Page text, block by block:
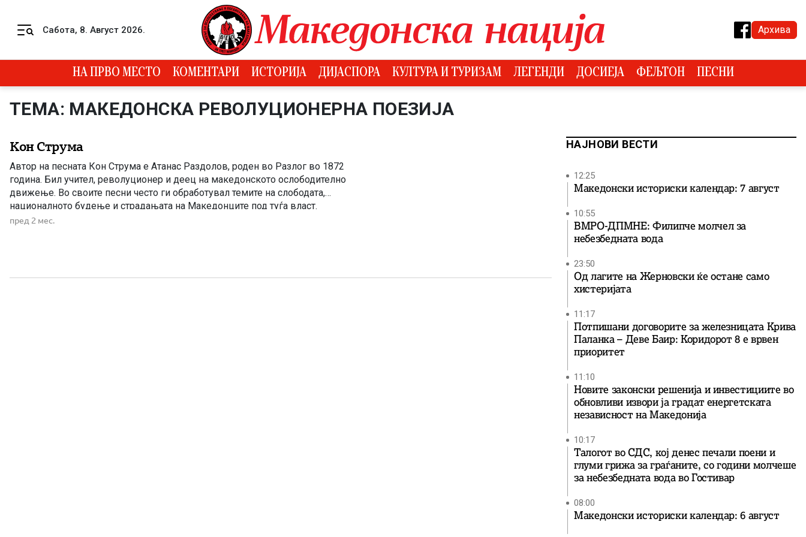
Сабота, 8. Август 2026. Архива
НА ПРВО МЕСТО КОМЕНТАРИ ИСТОРИЈА ДИЈАСПОРА КУЛТУРА И ТУРИЗАМ ЛЕГЕНДИ ДОСИЕЈА ФЕЉТОН ПЕСНИ
ТЕМА: МАКЕДОНСКА РЕВОЛУЦИОНЕРНА ПОЕЗИЈА
Кон Струма
Автор на песната Кон Струма е Атанас Раздолов, роден во Разлог во 1872
година. Бил учител, револуционер и деец на македонското ослободително
движење. Во своите песни често ги обработувал темите на слободата,
националното будење и страдањата на Македонците под туѓа власт.
Неговото творештво претставува значаен дел од македонската
пред 2 мес.
НАЈНОВИ ВЕСТИ
12:25
Македонски историски календар: 7 август
10:55
ВМРО-ДПМНЕ: Филипче молчел за
небезбедната вода
23:50
Од лагите на Жерновски ќе остане само
хистеријата
11:17
Потпишани договорите за железницата Крива
Паланка – Деве Баир: Коридорот 8 е врвен
приоритет
11:10
Новите законски решенија и инвестициите во
обновливи извори ја градат енергетската
независност на Македонија
10:17
Талогот во СДС, кој денес печали поени и
глуми грижа за граѓаните, со години молчеше
за небезбедната вода во Гостивар
08:00
Македонски историски календар: 6 август